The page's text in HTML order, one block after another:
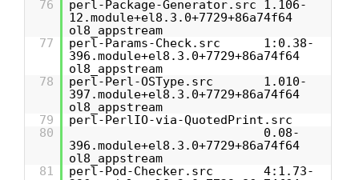
76
perl-Package-Generator.src 1.106-
12.module+el8.3.0+7729+86a74f64
ol8_appstream
77
perl-Params-Check.src 1:0.38-
396.module+el8.3.0+7729+86a74f64
ol8_appstream
78
perl-Perl-OSType.src 1.010-
397.module+el8.3.0+7729+86a74f64
ol8_appstream
79
perl-PerlIO-via-QuotedPrint.src
80
0.08-
396.module+el8.3.0+7729+86a74f64
ol8_appstream
81
perl-Pod-Checker.src 4:1.73-